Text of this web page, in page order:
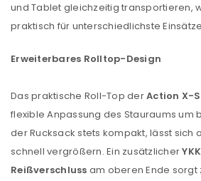
ANMELDEN
Benutzername oder E-Mail-
und Tablet gleichzeitig transportieren,
praktisch für unterschiedlichste
Erweiterbares Rolltop-Design
Das praktische Roll-Top derAction X-
flexible Anpassung des Stauraums um
der Rucksack stets kompakt, lässt sich
schnell vergrößern. Ein zusätzlicher
Reißverschluss am oberen Ende sorgt